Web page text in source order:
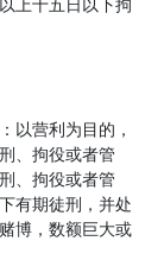
上十五日以下拘
营利为目的，
、拘役或者管
、拘役或者管
有期徒刑，并处
博，数额巨大或